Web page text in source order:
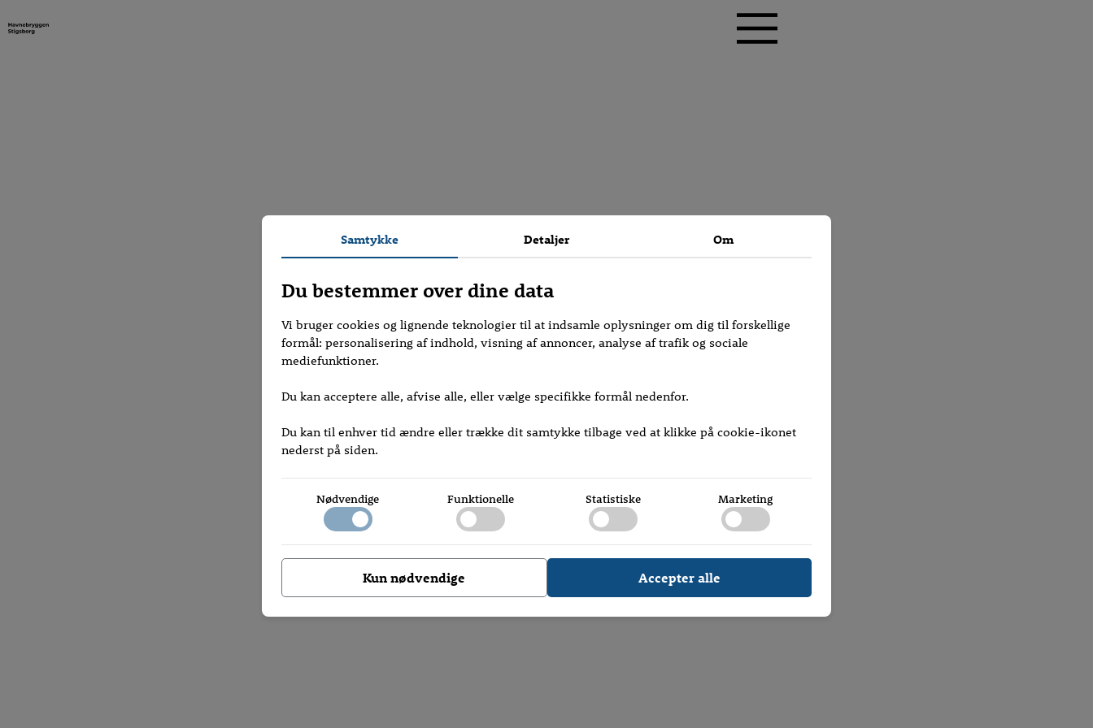
Samtykke Detaljer Om
Du bestemmer over dine data
Vi bruger cookies og lignende teknologier til at indsamle oplysninger om dig til forskellige
formål: personalisering af indhold, visning af annoncer, analyse af trafik og sociale
mediefunktioner.
Du kan acceptere alle, afvise alle, eller vælge specifikke formål nedenfor.
Du kan til enhver tid ændre eller trække dit samtykke tilbage ved at klikke på cookie-ikonet
nederst på siden.
Nødvendige Funktionelle Statistiske Marketing
Kun nødvendige Accepter alle